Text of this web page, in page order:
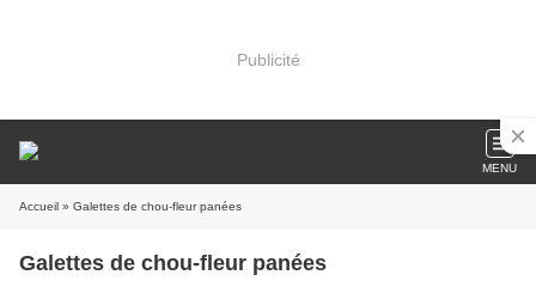
Publicité
MENU
Accueil » Galettes de chou-fleur panées
Galettes de chou-fleur panées